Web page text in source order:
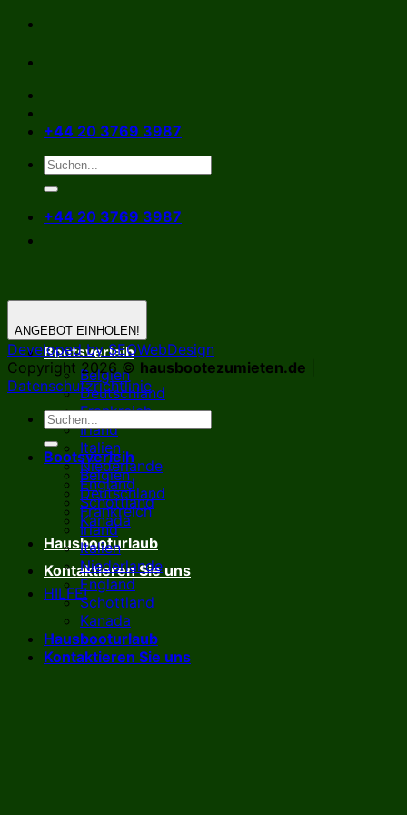
Zum
springen
+44 20 3769 3987
+44 20 3769 3987
Bootsverleih
Belgien
Deutschland
Frankreich
Irland
Italien
Niederlande
England
Schottland
Kanada
Hausbooturlaub
Kontaktieren Sie uns
HILFE!
ANGEBOT EINHOLEN!
Developed by SEOWebDesign
Copyright 2026 © hausbootezumieten.de
Datenschutzrichtlinie
Bootsverleih
Belgien
Deutschland
Frankreich
Irland
Italien
Niederlande
England
Schottland
Kanada
Hausbooturlaub
Kontaktieren Sie uns